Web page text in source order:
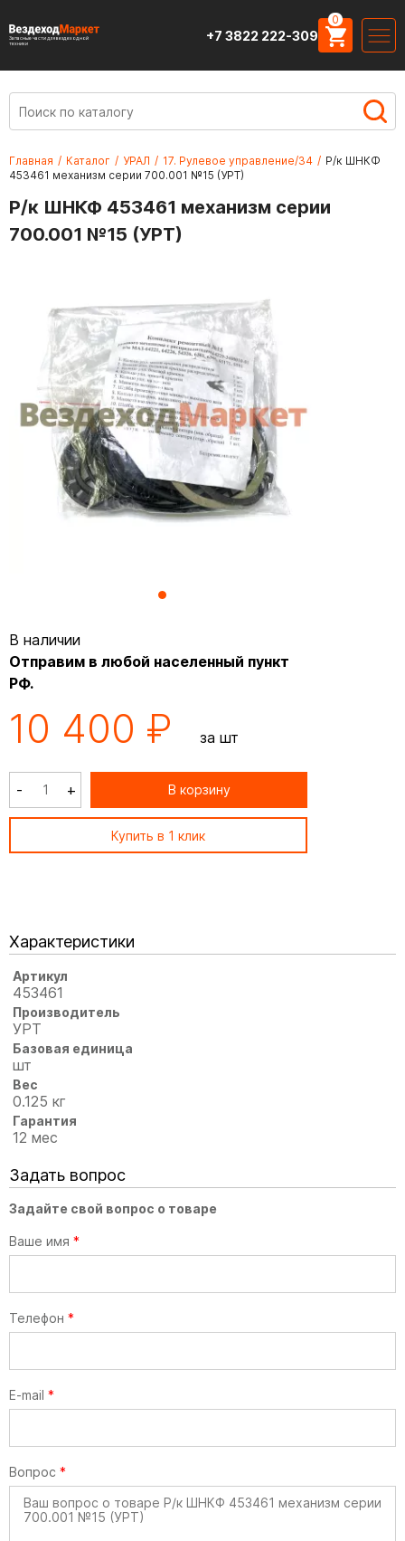
Запасные части для вездеходной
техники
+7 3822 222-309
0
Главная / Каталог / УРАЛ / 17. Рулевое управление/34 / Р/к ШНКФ
453461 механизм серии 700.001 №15 (УРТ)
Р/к ШНКФ 453461 механизм серии
700.001 №15 (УРТ)
В наличии
Отправим в любой населенный пункт
РФ.
10 400 ₽ за шт
- + В корзину
Купить в 1 клик
Характеристики
Артикул
453461
Производитель
УРТ
Базовая единица
шт
Вес
0.125 кг
Гарантия
12 мес
Задать вопрос
Задайте свой вопрос о товаре
Ваше имя *
Телефон *
E-mail *
Вопрос *